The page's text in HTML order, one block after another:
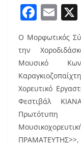
F
c
e
b
o
o
k
E
m
ai
Ο Μορφωτικός
την
Μουσικό
Χορευτικό
Φεστιβάλ
Πρωτότυπη